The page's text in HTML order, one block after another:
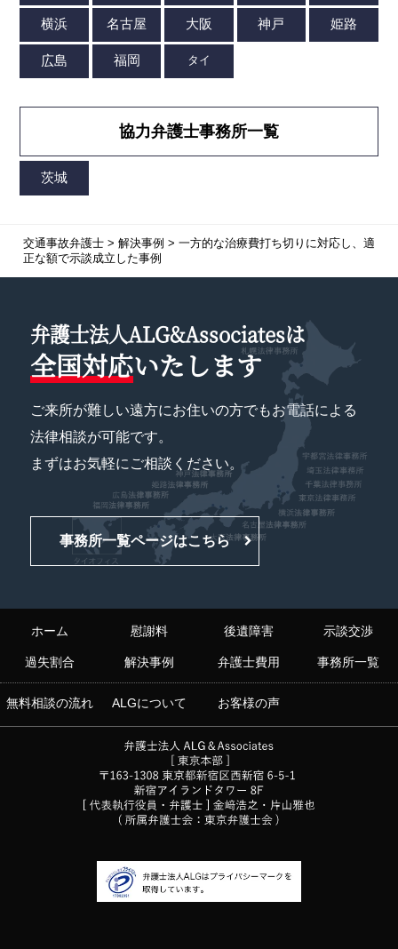
協力弁護士事務所一覧
交通事故弁護士> 解決事例 > 一方的な治療費打ち切りに対応し、適
正な額で示談成立した事例
弁護士法人ALG&Associatesは
全国対応いたします
ご来所が難しい遠方にお住いの方でもお電話による
法律相談が可能です。
まずはお気軽にご相談ください。
事務所一覧ページはこちら
ホーム 慰謝料 後遺障害 示談交渉
過失割合 解決事例 弁護士費用 事務所一覧
無料相談の流れ ALGについて お客様の声